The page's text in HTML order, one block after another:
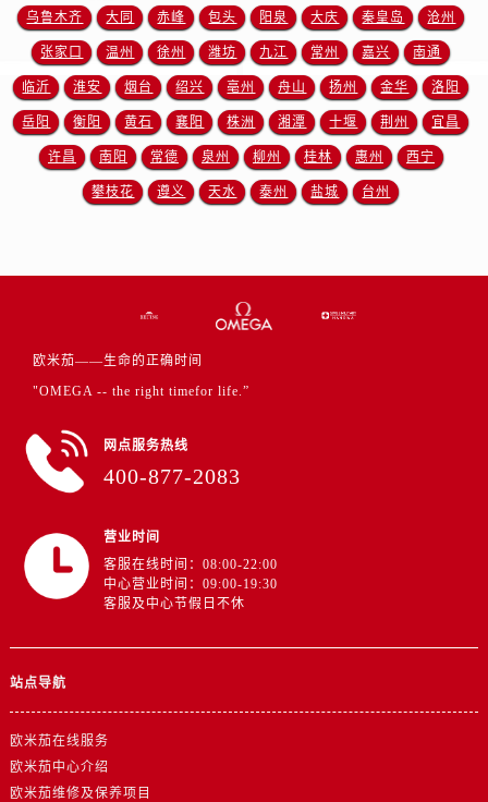
福建省莆田市城厢区霞林街道荔华东大道欧米茄售后服务中心（需提前预约）
福建省三明市三元区东乾二路欧米茄售后服务中心（需提前预约）
福建省漳州市龙文区步港路欧米茄售后服务中心（需提前预约）
江苏省常州市新北区龙锦路1590号现代传媒中心5号楼10层1008室欧米茄售后服务中心（需提前预约）
江苏省淮安市清江浦区淮海北路欧米茄售后服务中心（需提前预约）
江苏省连云港市海州区通灌北路欧米茄售后服务中心（需提前预约）
乌鲁木齐 大同 赤峰 包头 阳泉 大庆 秦皇岛 沧州
张家口 温州 徐州 潍坊 九江 常州 嘉兴 南通
临沂 淮安 烟台 绍兴 亳州 舟山 扬州 金华 洛阳
岳阳 衡阳 黄石 襄阳 株洲 湘潭 十堰 荆州 宜昌
许昌 南阳 常德 泉州 柳州 桂林 惠州 西宁
攀枝花 遵义 天水 泰州 盐城 台州
欧米茄——生命的正确时间
"OMEGA -- the right timefor life.”
网点服务热线
400-877-2083
营业时间
客服在线时间：08:00-22:00
中心营业时间：09:00-19:30
客服及中心节假日不休
站点导航
欧米茄在线服务
欧米茄中心介绍
欧米茄维修及保养项目